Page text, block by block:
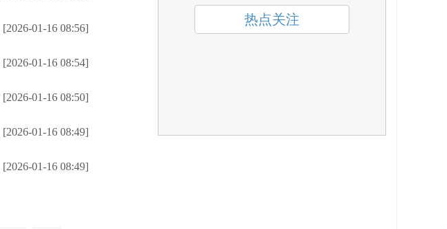
[2026-01-16 08:56]
[2026-01-16 08:54]
[2026-01-16 08:50]
[2026-01-16 08:49]
[2026-01-16 08:49]
热点关注